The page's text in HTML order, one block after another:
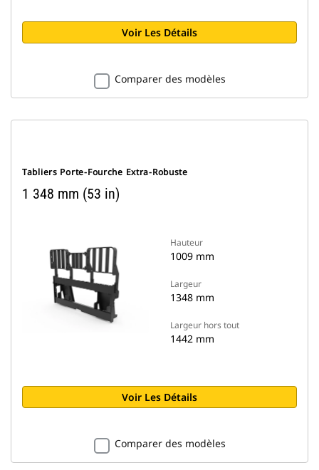
Voir Les Détails
Comparer des modèles
Tabliers Porte-Fourche Extra-Robuste
1 348 mm (53 in)
Hauteur
1009 mm
Largeur
1348 mm
Largeur hors tout
1442 mm
Voir Les Détails
Comparer des modèles